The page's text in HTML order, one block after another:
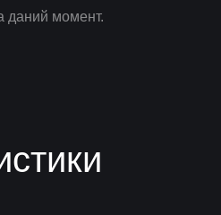
даний момент.